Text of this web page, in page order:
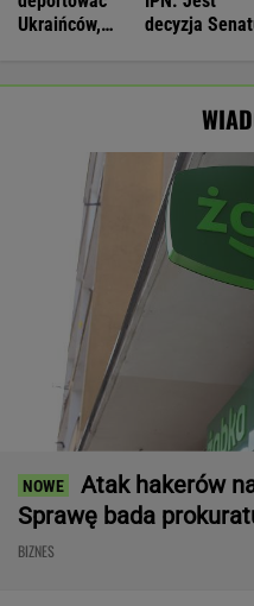
Ukraińców,
decyzja
Atak hakerów
Sprawę bada
BIZNES